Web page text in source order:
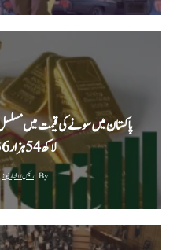
لاکھ 54 ہزار 336 روپے ہوگیا
By رئیس الاخبار نیوز